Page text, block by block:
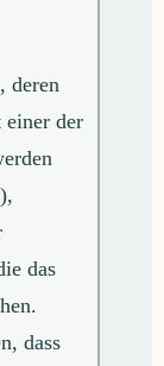
deren
einer der
das
dass